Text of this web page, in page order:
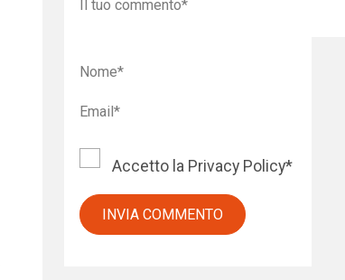
Accetto la Privacy Policy*